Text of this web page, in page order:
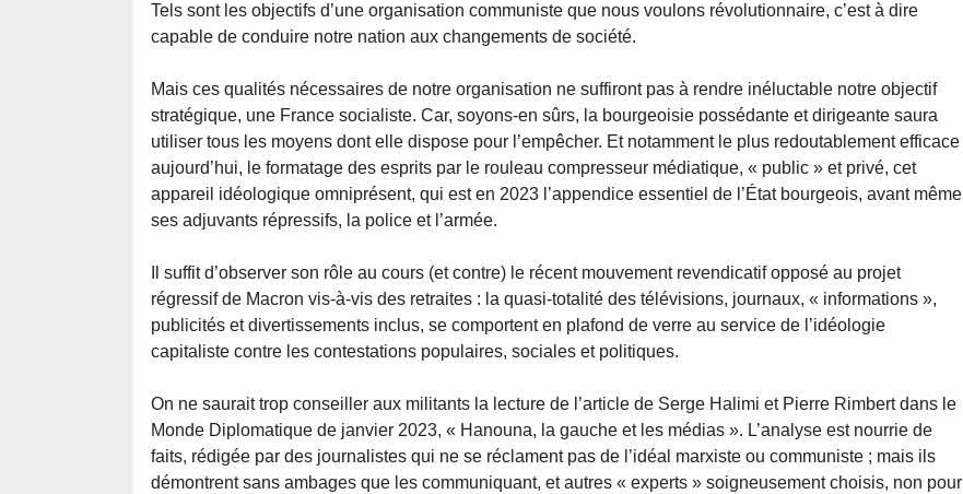
Tels sont les objectifs d’une organisation communiste que nous voulons révolutionnaire, c’est à dire
capable de conduire notre nation aux changements de société.
Mais ces qualités nécessaires de notre organisation ne suffiront pas à rendre inéluctable notre objectif
stratégique, une France socialiste. Car, soyons-en sûrs, la bourgeoisie possédante et dirigeante saura
utiliser tous les moyens dont elle dispose pour l’empêcher. Et notamment le plus redoutablement efficace
aujourd’hui, le formatage des esprits par le rouleau compresseur médiatique, « public » et privé, cet
appareil idéologique omniprésent, qui est en 2023 l’appendice essentiel de l’État bourgeois, avant même
ses adjuvants répressifs, la police et l’armée.
Il suffit d’observer son rôle au cours (et contre) le récent mouvement revendicatif opposé au projet
régressif de Macron vis-à-vis des retraites : la quasi-totalité des télévisions, journaux, « informations »,
publicités et divertissements inclus, se comportent en plafond de verre au service de l’idéologie
capitaliste contre les contestations populaires, sociales et politiques.
On ne saurait trop conseiller aux militants la lecture de l’article de Serge Halimi et Pierre Rimbert dans le
Monde Diplomatique de janvier 2023, « Hanouna, la gauche et les médias ». L’analyse est nourrie de
faits, rédigée par des journalistes qui ne se réclament pas de l’idéal marxiste ou communiste ; mais ils
démontrent sans ambages que les communiquant, et autres « experts » soigneusement choisis, non pour